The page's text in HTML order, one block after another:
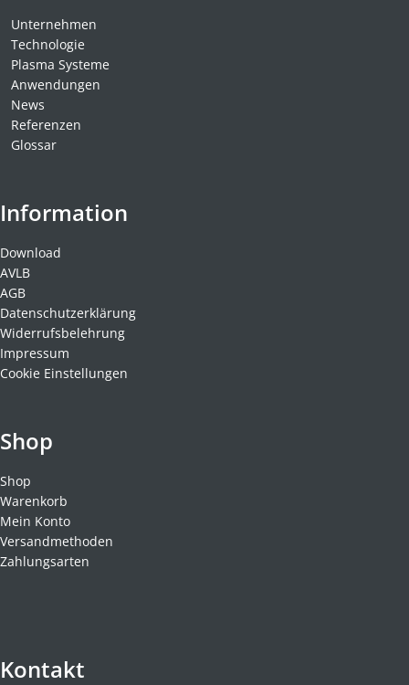
Unternehmen
Technologie
Plasma Systeme
Anwendungen
News
Referenzen
Glossar
Information
Download
AVLB
AGB
Datenschutzerklärung
Widerrufsbelehrung
Impressum
Cookie Einstellungen
Shop
Shop
Warenkorb
Mein Konto
Versandmethoden
Zahlungsarten
Kontakt